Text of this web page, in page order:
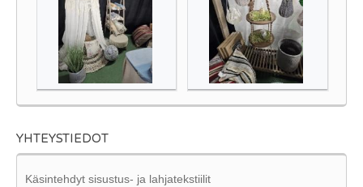
YHTEYSTIEDOT
Käsintehdyt sisustus- ja lahjatekstiilit